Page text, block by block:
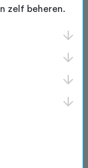
van de
visie, beleid,
sportief
zich op
zelf beheren.